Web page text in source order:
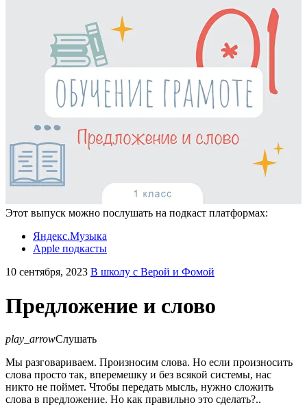
Этот выпуск можно послушать на подкаст платформах:
Яндекс.Музыка
Apple подкасты
10 сентября, 2023 В школу с Верой и Фомой
Предложение и слово
play_arrowСлушать
Мы разговариваем. Произносим слова. Но если произносить
слова просто так, вперемешку и без всякой системы, нас
никто не поймет. Чтобы передать мысль, нужно сложить
слова в предложение. Но как правильно это сделать?..